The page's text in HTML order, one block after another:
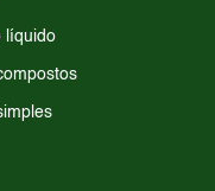
líquido